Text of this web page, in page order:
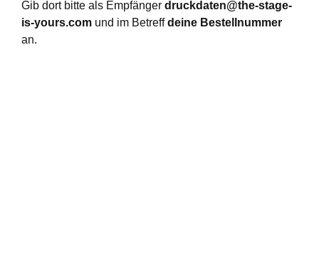
Gib dort bitte als Empfänger druckdaten@the-stage-
is-yours.com und im Betreffdeine Bestellnummer
an.